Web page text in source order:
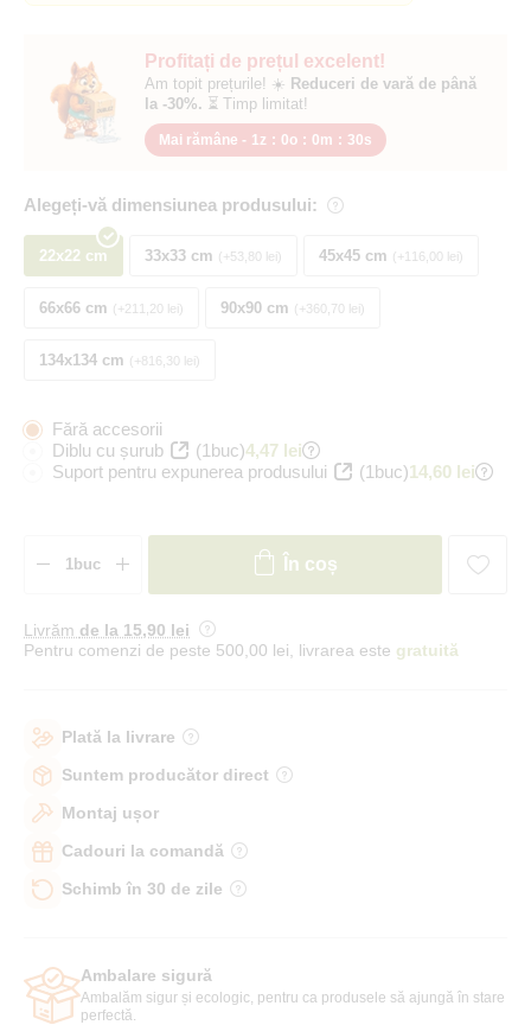
Profitați de prețul excelent!
Am topit prețurile! ☀️ Reduceri de vară de până
la -30%. ⏳ Timp limitat!
Mai rămâne - 1z : 0o : 0m : 29s
Alegeți-vă dimensiunea produsului:
22x22 cm 33x33 cm +53,80 lei 45x45 cm +116,00 lei
66x66 cm +211,20 lei 90x90 cm +360,70 lei
134x134 cm +816,30 lei
Fără accesorii
Diblu cu șurub
(1buc)4,47 lei
Suport pentru expunerea produsului
(1buc)14,60 lei
În coș
Livrăm de la 15,90 lei
Pentru comenzi de peste 500,00 lei, livrarea este gratuită
Plată la livrare
Suntem producător direct
Montaj ușor
Cadouri la comandă
Schimb în 30 de zile
Ambalare sigură
Ambalăm sigur și ecologic, pentru ca produsele să ajungă în stare
perfectă.